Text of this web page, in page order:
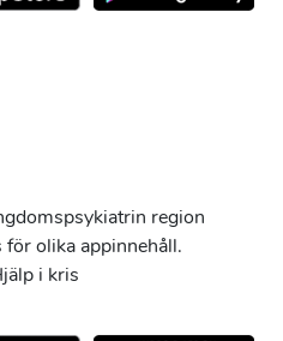
region
olika appinnehåll.
i kris